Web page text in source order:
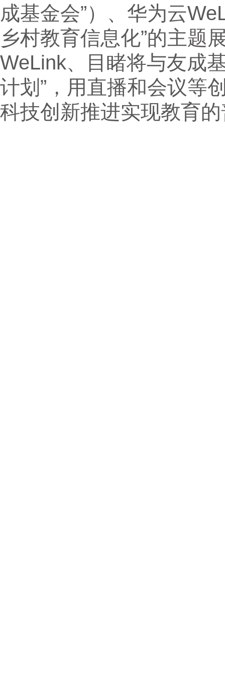
成基金会”）、华为云
乡村教育信息化”的主题
WeLink、目睹将与友成
计划”，用直播和会议等
科技创新推进实现教育